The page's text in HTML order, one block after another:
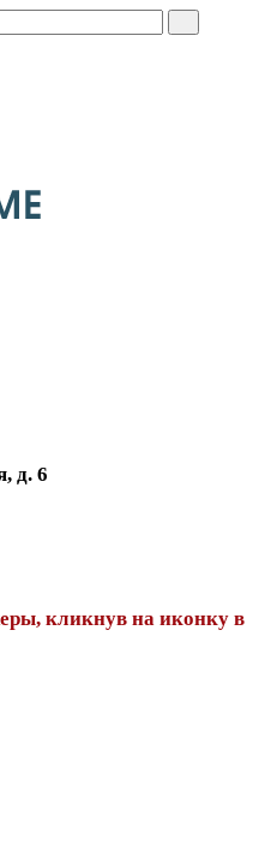
д. 6
кликнув на иконку в